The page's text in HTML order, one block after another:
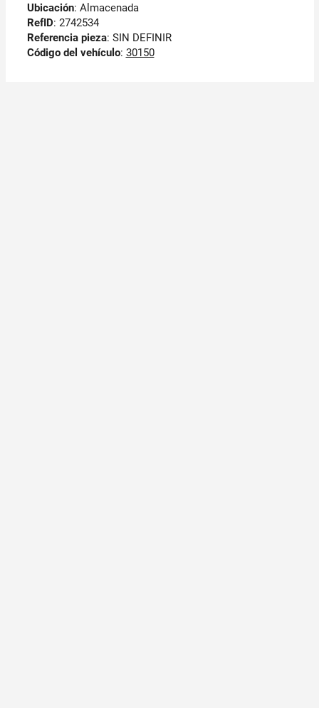
Ubicación: Almacenada
RefID: 2742534
Referencia pieza: SIN DEFINIR
Código del vehículo: 30150